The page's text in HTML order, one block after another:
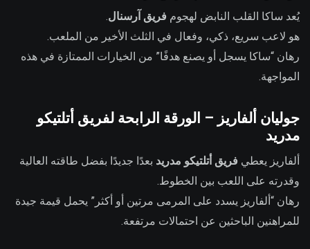
يُعد ساكا القلب النابض لهجوم فريق آرسنال.
هو لاعب سريع، ذكي، وفعال في الثلث الأخير من الملعب.
رهان “ساكا يسجل أو يصنع هدفًا” من الخيارات الممتازة في هذه
المواجهة.
جوليان ألفاريز – الورقة الرابحة لفريق أتلتيكو
مدريد
ألفاريز يعطي فريق أتلتيكو مدريد بعدًا جديدًا بفضل طاقته العالية
وقدرته على اللعب بين الخطوط.
رهان “ألفاريز يسدد على المرمى مرتين أو أكثر” يحمل قيمة جيدة
للمراهنين الباحثين عن احتمالات مرتفعة.